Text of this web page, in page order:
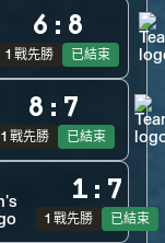
6 : 8
1 戰先勝 已結束
8 : 7
1 戰先勝 已結束
1 : 7
1 戰先勝 已結束